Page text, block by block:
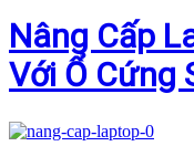
Nâng Cấp
Với Ổ Cứng